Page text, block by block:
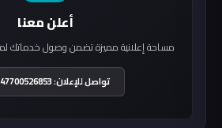
أعلن معنا
مساحة إعلانية مميزة تضمن وصول خدماتك
تواصل للإعلان: 009647700526853